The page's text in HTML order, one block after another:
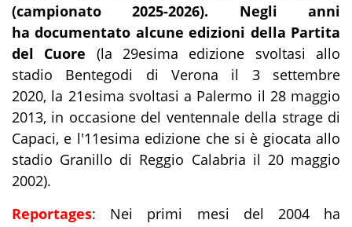
(campionato 2025-2026). Negli anni
ha documentato alcune edizioni della Partita
del Cuore (la 29esima edizione svoltasi allo
stadio Bentegodi di Verona il 3 settembre
2020, la 21esima svoltasi a Palermo il 28 maggio
2013, in occasione del ventennale della strage di
Capaci, e l'11esima edizione che si è giocata allo
stadio Granillo di Reggio Calabria il 20 maggio
2002).
Reportages: Nei primi mesi del 2004 ha